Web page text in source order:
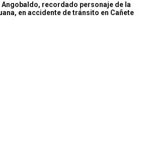
Angobaldo, recordado personaje de la
en accidente de tránsito en Cañete